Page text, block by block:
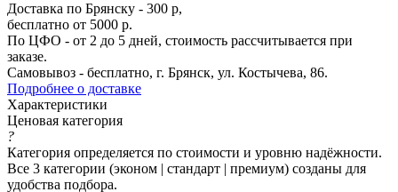
Доставка по Брянску - 300 р,
бесплатно от 5000 р.
По ЦФО - от 2 до 5 дней, стоимость рассчитывается при
заказе.
Самовывоз - бесплатно, г. Брянск, ул. Костычева, 86.
Подробнее о доставке
Характеристики
Ценовая категория
?
Категория определяется по стоимости и уровню надёжности.
Все 3 категории (эконом | стандарт | премиум) созданы для
удобства подбора.